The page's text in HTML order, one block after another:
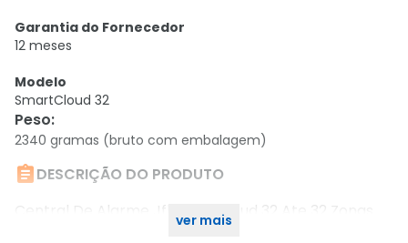
Garantia do Fornecedor
12 meses
Modelo
SmartCloud 32
Peso:
2340 gramas (bruto com embalagem)
DESCRIÇÃO DO PRODUTO
Central De Alarme Jfl Smartcloud 32 Ate 32 Zonas
ver mais